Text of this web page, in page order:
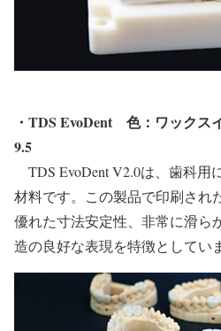
・TDS EvoDent
色：ワックス
9.5
TDS EvoDent V2.0は、歯科用
材料です。この製品で印刷され
優れた寸法安定性、非常に滑ら
造の良好な表現を特徴としてい